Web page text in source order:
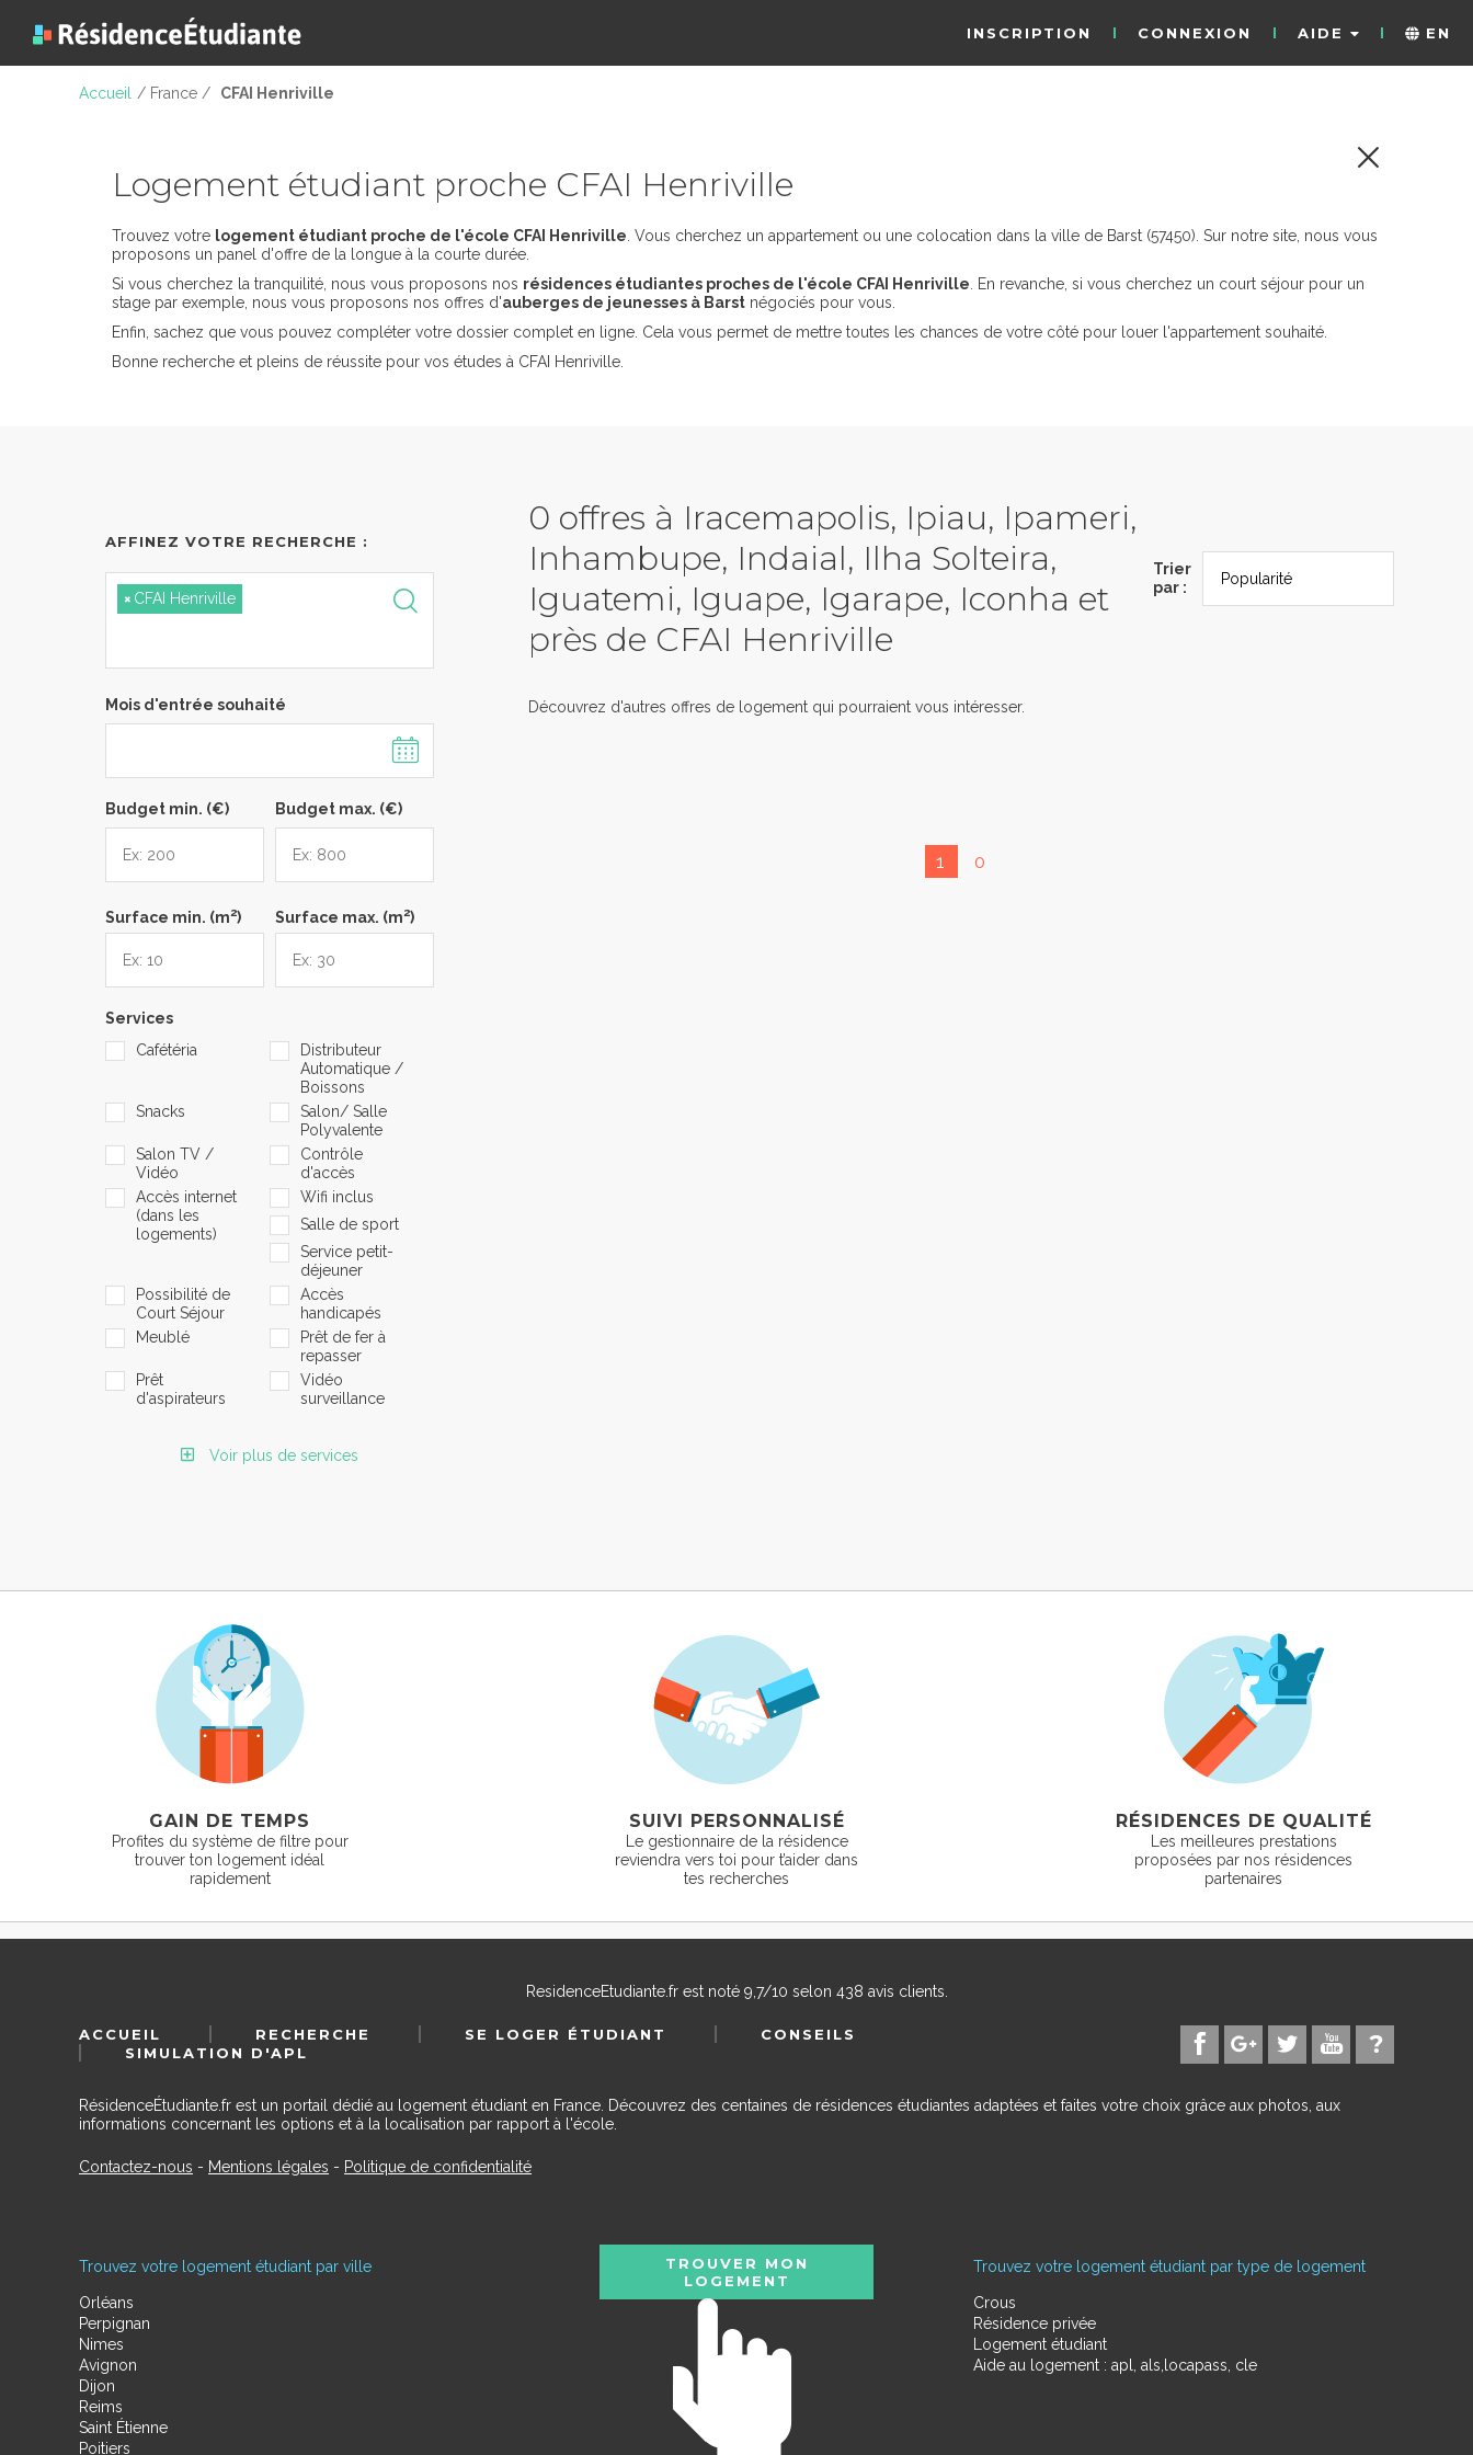
INSCRIPTION CONNEXION AIDE EN
Accueil / France / CFAI Henriville
Logement étudiant proche CFAI Henriville
Trouvez votre logement étudiant proche de l'école CFAI Henriville . Vous cherchez un appartement ou une colocation dans la ville de Barst (57450). Sur notre site, nous vous
proposons un panel d'offre de la longue à la courte durée.
Si vous cherchez la tranquilité, nous vous proposons nos résidences étudiantes proches de l'école CFAI Henriville . En revanche, si vous cherchez un court séjour pour un
stage par exemple, nous vous proposons nos offres d'auberges de jeunesses à Barst négociés pour vous.
Enfin, sachez que vous pouvez compléter votre dossier complet en ligne. Cela vous permet de mettre toutes les chances de votre côté pour louer l'appartement souhaité.
Bonne recherche et pleins de réussite pour vos études à CFAI Henriville.
0 offres à Iracemapolis, Ipiau, Ipameri,
Inhambupe, Indaial, Ilha Solteira,
Iguatemi, Iguape, Igarape, Iconha et
près de CFAI Henriville
Trier
par :
Découvrez d'autres offres de logement qui pourraient vous intéresser.
1 0
AFFINEZ VOTRE RECHERCHE :
× CFAI Henriville
Mois d'entrée souhaité
Budget min. (€) Budget max. (€)
Surface min. (m2) Surface max. (m2)
Services
Cafétéria
Distributeur
Automatique /
Boissons
Snacks
Salon/ Salle
Polyvalente
Salon TV /
Vidéo
Contrôle
d'accès
Accès internet
(dans les
logements)
Wifi inclus
Salle de sport
Service petit-
déjeuner
Possibilité de
Court Séjour
Accès
handicapés
Meublé
Prêt de fer à
repasser
Prêt
d'aspirateurs
Vidéo
surveillance
Voir plus de services
GAIN DE TEMPS
Profites du système de filtre pour
trouver ton logement idéal
rapidement
SUIVI PERSONNALISÉ
Le gestionnaire de la résidence
reviendra vers toi pour t’aider dans
tes recherches
RÉSIDENCES DE QUALITÉ
Les meilleures prestations
proposées par nos résidences
partenaires
ResidenceEtudiante.frest noté 9,7/10 selon 438 avis clients.
ACCUEIL RECHERCHE SE LOGER ÉTUDIANT
CONSEILS
SIMULATION D'APL
RésidenceÉtudiante.fr est un portail dédié au logement étudiant en France. Découvrez des centaines de résidences étudiantes adaptées et faites votre choix grâce aux photos, aux
informations concernant les options et à la localisation par rapport à l'école.
Contactez-nous - Mentions légales - Politique de confidentialité
Trouvez votre logement étudiant par ville
Orléans
Perpignan
Nimes
Avignon
Dijon
Reims
Saint Étienne
Poitiers
Trouvez votre logement étudiant par type de logement
Crous
Résidence privée
Logement étudiant
Aide au logement : apl, als,locapass, cle
TROUVER MON
LOGEMENT